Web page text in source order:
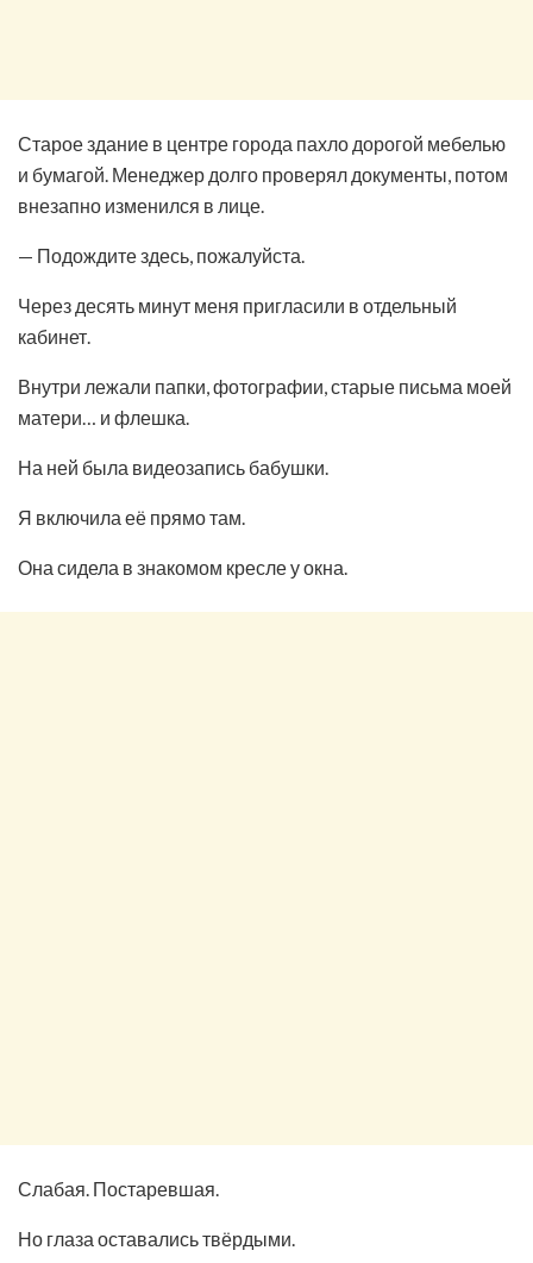
Старое здание в центре города пахло дорогой мебелью
и бумагой. Менеджер долго проверял документы, потом
внезапно изменился в лице.
— Подождите здесь, пожалуйста.
Через десять минут меня пригласили в отдельный
кабинет.
Внутри лежали папки, фотографии, старые письма моей
матери… и флешка.
На ней была видеозапись бабушки.
Я включила её прямо там.
Она сидела в знакомом кресле у окна.
Слабая. Постаревшая.
Но глаза оставались твёрдыми.